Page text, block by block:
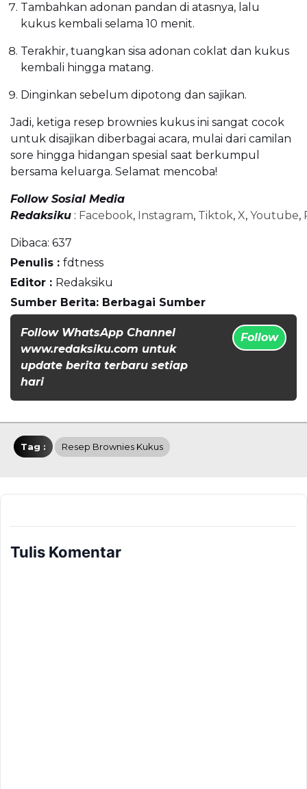
Tambahkan adonan pandan di atasnya, lalu
kukus kembali selama 10 menit.
Terakhir, tuangkan sisa adonan coklat dan kukus
kembali hingga matang.
Dinginkan sebelum dipotong dan sajikan.
Jadi, ketiga resep brownies kukus ini sangat cocok
untuk disajikan diberbagai acara, mulai dari camilan
sore hingga hidangan spesial saat berkumpul
bersama keluarga. Selamat mencoba!
Follow Sosial Media
Redaksiku : Facebook, Instagram, Tiktok, X, Youtube,
Dibaca: 637
Penulis : fdtness
Editor : Redaksiku
Sumber Berita: Berbagai Sumber
Follow WhatsApp Channel
www.redaksiku.com untuk
update berita terbaru setiap
hari
Follow
Tag : Resep Brownies Kukus
Tulis Komentar